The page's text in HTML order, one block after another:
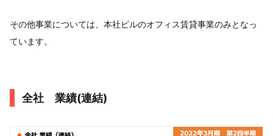
その他事業については、本社ビルのオフィス賃貸事業のみとなっ
ています。
全社 業績(連結)